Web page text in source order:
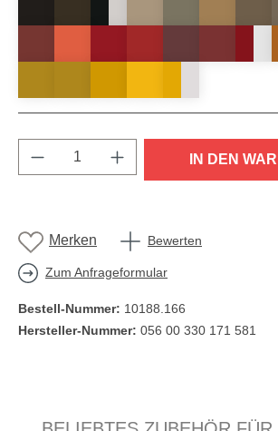
Produkt Anzahl: Gib den
IN DEN
Merken Bewerten
Zum Anfrageformular
Bestell-Nummer: 10188.166
Hersteller-Nummer: 056 00 330 171 581